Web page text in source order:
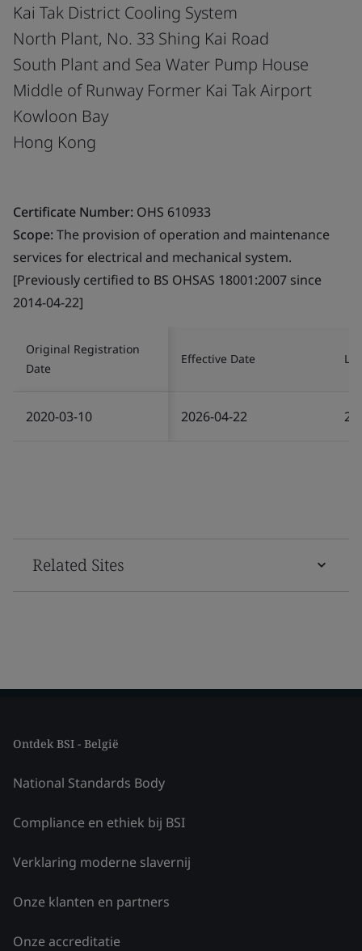
Kai Tak District Cooling System
North Plant, No. 33 Shing Kai Road
South Plant and Sea Water Pump House
Middle of Runway Former Kai Tak Airport
Kowloon Bay
Hong Kong
Certificate Number: OHS 610933
Scope:The provision of operation and maintenance
services for electrical and mechanical system.
[Previously certified to BS OHSAS 18001:2007 since
2014-04-22]
Original Registration
Date
Effective Date
2020-03-10 2026-04-22
Related Sites
Ontdek BSI - België
National Standards Body
Compliance en ethiek bij BSI
Verklaring moderne slavernij
Onze klanten en partners
Onze accreditatie